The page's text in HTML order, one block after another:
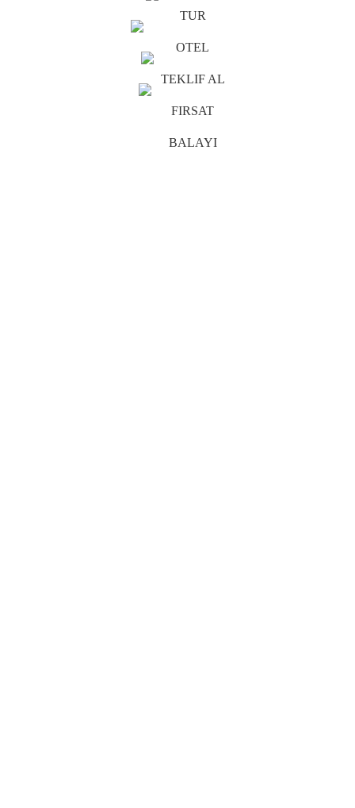
TUR
OTEL
TEKLIF AL
FIRSAT
BALAYI